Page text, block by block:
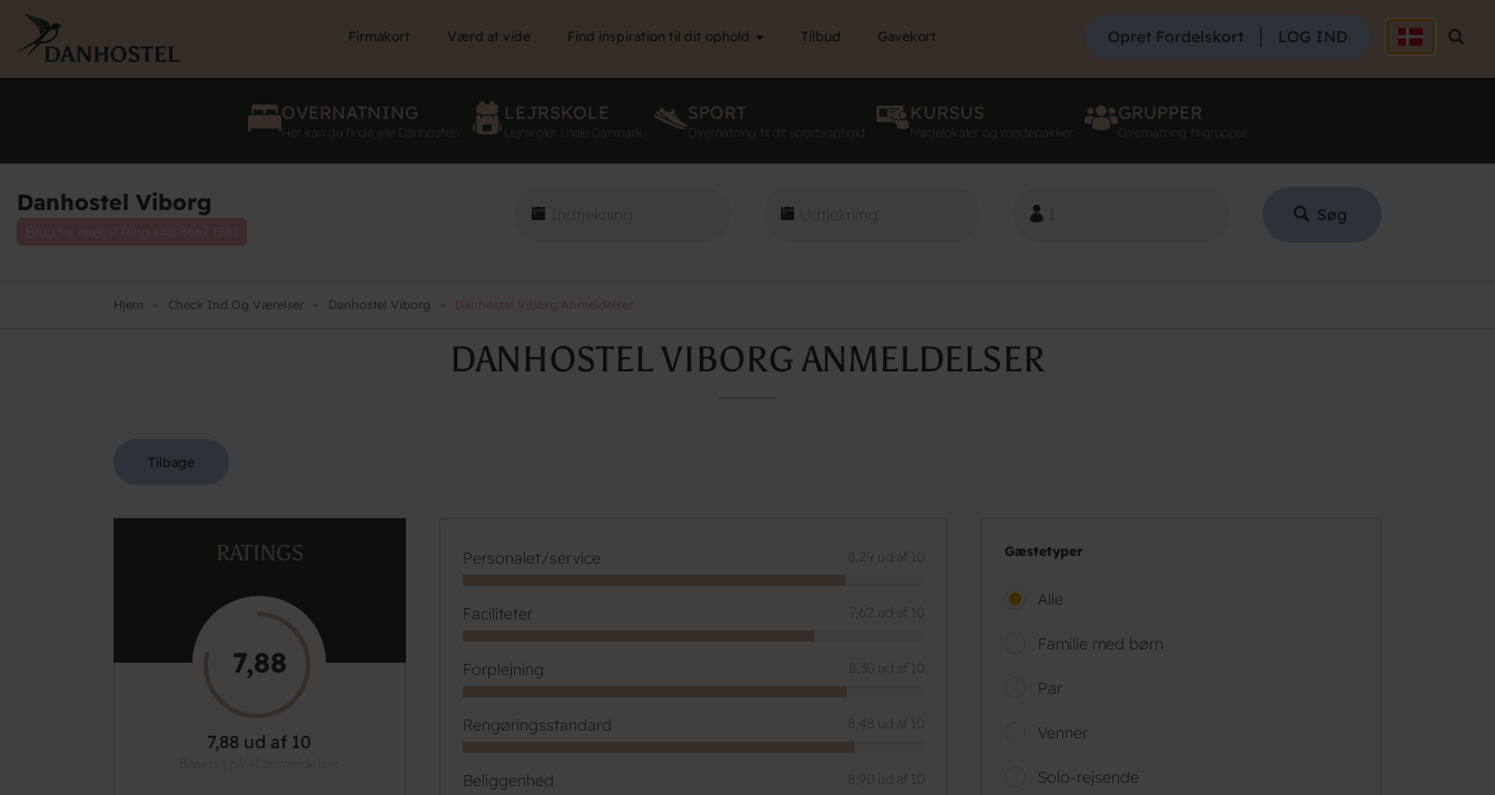
main
content
SØG
Søg
Opret Fordelskort LOG IND
Firmakort Værd at vide Find inspiration til dit ophold Tilbud Gavekort
OVERNATNING
Her kan du finde alle Danhostels
LEJRSKOLE
Lejrskoler i hele Danmark
SPORT
Overnatning til dit sportsophold
KURSUS
Mødelokaler og mødepakker
GRUPPER
Overnatning til grupper
Danhostel Viborg Søg
Hjem Check Ind Og Værelser Danhostel Viborg
DANHOSTEL VIBORG ANMELDELSER
Tilbage
RATINGS
7,88
7,88 ud af 10
Baseret på 41 anmeldelser
Personalet/service 8,29 ud af 10
Faciliteter 7,62 ud af 10
Forplejning 8,30 ud af 10
Rengøringsstandard 8,48 ud af 10
Beliggenhed 8,90 ud af 10
Gæstetyper
Alle
Familie med børn
Par
Venner
Solo-rejsende